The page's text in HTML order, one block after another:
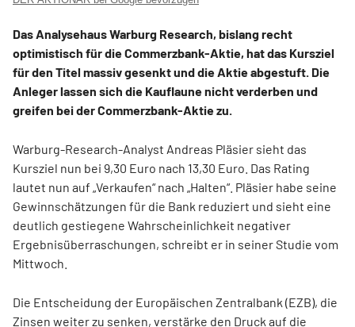
Das Analysehaus Warburg Research, bislang recht
optimistisch für die Commerzbank-Aktie, hat das Kursziel
für den Titel massiv gesenkt und die Aktie abgestuft. Die
Anleger lassen sich die Kauflaune nicht verderben und
greifen bei der Commerzbank-Aktie zu.
Warburg-Research-Analyst Andreas Pläsier sieht das
Kursziel nun bei 9,30 Euro nach 13,30 Euro. Das Rating
lautet nun auf „Verkaufen“ nach „Halten“. Pläsier habe seine
Gewinnschätzungen für die Bank reduziert und sieht eine
deutlich gestiegene Wahrscheinlichkeit negativer
Ergebnisüberraschungen, schreibt er in seiner Studie vom
Mittwoch.
Die Entscheidung der Europäischen Zentralbank (EZB), die
Zinsen weiter zu senken, verstärke den Druck auf die